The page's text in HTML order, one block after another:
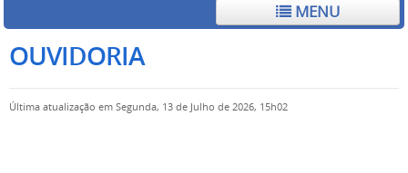
MENU
OUVIDORIA
Última atualização em Segunda, 13 de Julho de 2026, 15h02